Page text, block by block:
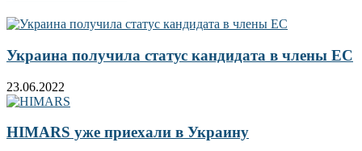
Украина получила статус кандидата в члены ЕС
23.06.2022
HIMARS уже приехали в Украину